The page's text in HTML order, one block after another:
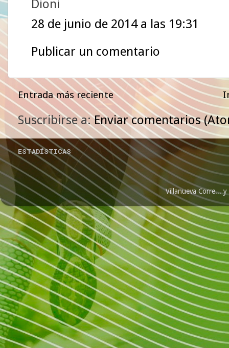
Dioni
28 de junio de 2014 a las 19:31
Publicar un comentario
Entrada más reciente
Suscribirse a:Enviar comentarios
ESTADÍSTICAS
Villanueva Corre...